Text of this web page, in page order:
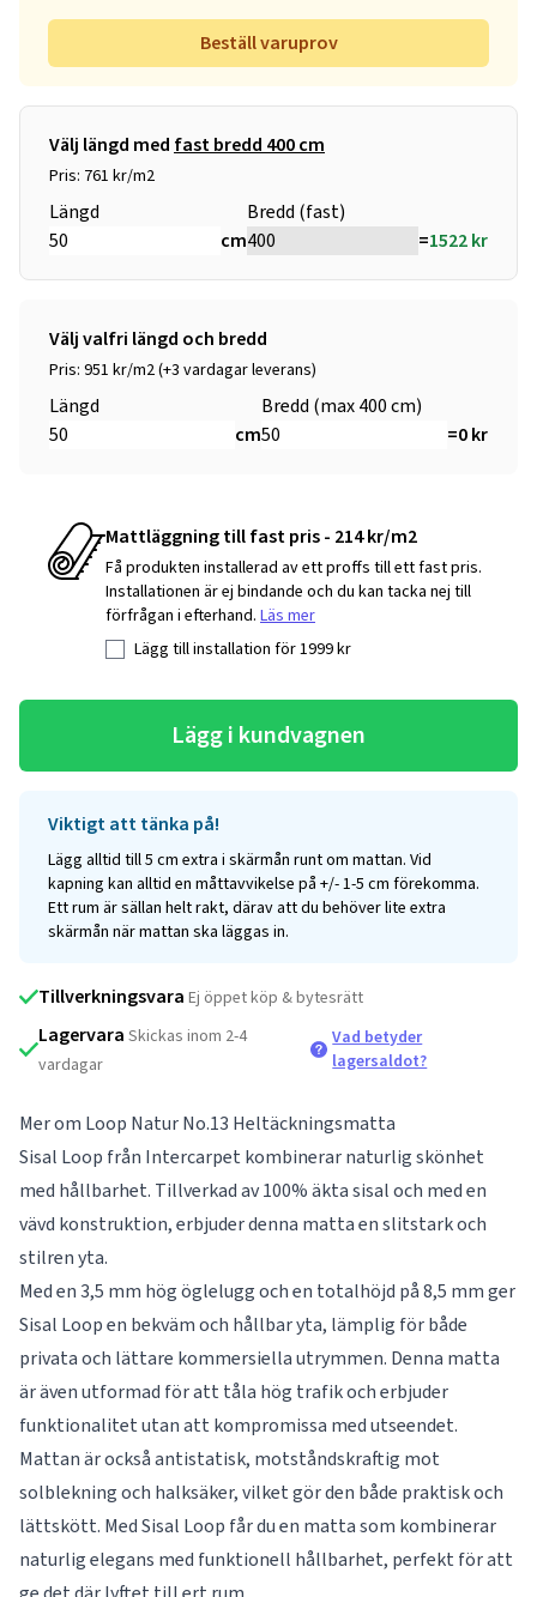
Beställ varuprov
Välj längd med fast bredd 400 cm
Pris: 761 kr/m2
Längd
cm
Bredd (fast)
=1522kr
Välj valfri längd och bredd
Pris: 951 kr/m2 (+3 vardagar leverans)
Längd
cm
Bredd (max 400 cm)
=0kr
Mattläggning till fast pris - 214 kr/m2
Få produkten installerad av ett proffs till ett fast pris.
Installationen är ej bindande och du kan tacka nej till
förfrågan i efterhand. Läs mer
Lägg till installation för1999kr
Lägg i kundvagnen
Viktigt att tänka på!
Lägg alltid till 5 cm extra i skärmån runt om mattan. Vid
kapning kan alltid en måttavvikelse på +/- 1-5 cm förekomma.
Ett rum är sällan helt rakt, därav att du behöver lite extra
skärmån när mattan ska läggas in.
Tillverkningsvara Ej öppet köp & bytesrätt
Lagervara Skickas inom 2-4
vardagar
Vad betyder
lagersaldot?
Mer om Loop Natur No.13 Heltäckningsmatta
Sisal Loop från Intercarpet kombinerar naturlig skönhet
med hållbarhet. Tillverkad av 100% äkta sisal och med en
vävd konstruktion, erbjuder denna matta en slitstark och
stilren yta.
Med en 3,5 mm hög öglelugg och en totalhöjd på 8,5 mm ger
Sisal Loop en bekväm och hållbar yta, lämplig för både
privata och lättare kommersiella utrymmen. Denna matta
är även utformad för att tåla hög trafik och erbjuder
funktionalitet utan att kompromissa med utseendet.
Mattan är också antistatisk, motståndskraftig mot
solblekning och halksäker, vilket gör den både praktisk och
lättskött. Med Sisal Loop får du en matta som kombinerar
naturlig elegans med funktionell hållbarhet, perfekt för att